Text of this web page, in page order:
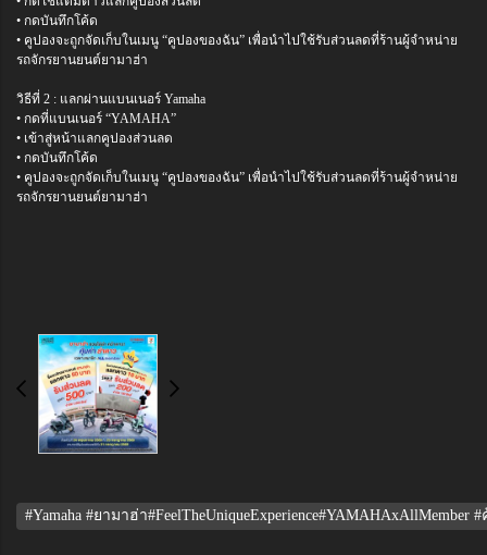
• กดบันทึกโค้ด
• คูปองจะถูกจัดเก็บในเมนู “คูปองของฉัน” เพื่อนำไปใช้รับส่วนลดที่ร้านผู้จำหน่าย
รถจักรยานยนต์ยามาฮ่า
วิธีที่ 2 : แลกผ่านแบนเนอร์ Yamaha
• กดที่แบนเนอร์ “YAMAHA”
• เข้าสู่หน้าแลกคูปองส่วนลด
• กดบันทึกโค้ด
• คูปองจะถูกจัดเก็บในเมนู “คูปองของฉัน” เพื่อนำไปใช้รับส่วนลดที่ร้านผู้จำหน่าย
รถจักรยานยนต์ยามาฮ่า
#Yamaha #ยามาฮ่า